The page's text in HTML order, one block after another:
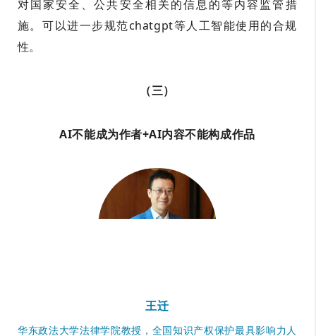
对国家安全、公共安全相关的信息的等内容监管措
施。可以进一步规范chatgpt等人工智能使用的合规
性。
（三）
AI不能成为作者+AI内容不能构成作品
王迁
华东政法大学法律学院教授，全国知识产权保护最具影响力人